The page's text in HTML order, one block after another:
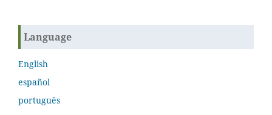
Language
English
español
português